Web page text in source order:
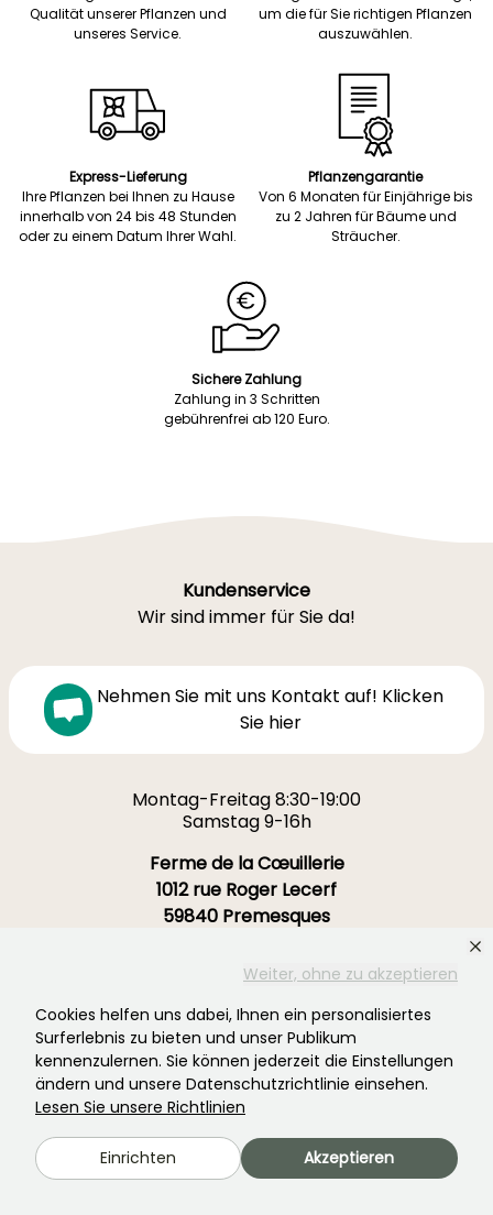
Weiter, ohne zu akzeptieren
Cookies helfen uns dabei, Ihnen ein personalisiertes
Surferlebnis zu bieten und unser Publikum
kennenzulernen. Sie können jederzeit die Einstellungen
ändern und unsere Datenschutzrichtlinie einsehen.
Lesen Sie unsere Richtlinien
Einrichten Akzeptieren
Qualität unserer Pflanzen und
unseres Service.
um die für Sie richtigen Pflanzen
auszuwählen.
Express-Lieferung
Ihre Pflanzen bei Ihnen zu Hause
innerhalb von 24 bis 48 Stunden
oder zu einem Datum Ihrer Wahl.
Pflanzengarantie
Von 6 Monaten für Einjährige bis
zu 2 Jahren für Bäume und
Sträucher.
Sichere Zahlung
Zahlung in 3 Schritten
gebührenfrei ab 120 Euro.
Kundenservice
Wir sind immer für Sie da!
Nehmen Sie mit uns Kontakt auf! Klicken
Sie hier
Montag-Freitag 8:30-19:00
Samstag 9-16h
Ferme de la Cœuillerie
1012 rue Roger Lecerf
59840 Premesques
MEHR ALS 3700 ZERTIFIZIERTE BEWERTUNGEN:
IHRE ERFAHRUNG IST UNS WICHTIG
.